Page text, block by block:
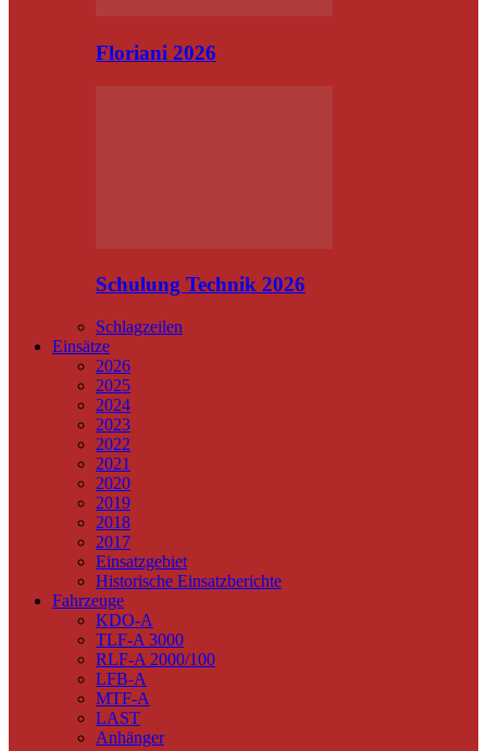
Floriani 2026
Schulung Technik 2026
Schlagzeilen
Einsätze
2026
2025
2024
2023
2022
2021
2020
2019
2018
2017
Einsatzgebiet
Historische Einsatzberichte
Fahrzeuge
KDO-A
TLF-A 3000
RLF-A 2000/100
LFB-A
MTF-A
LAST
Anhänger